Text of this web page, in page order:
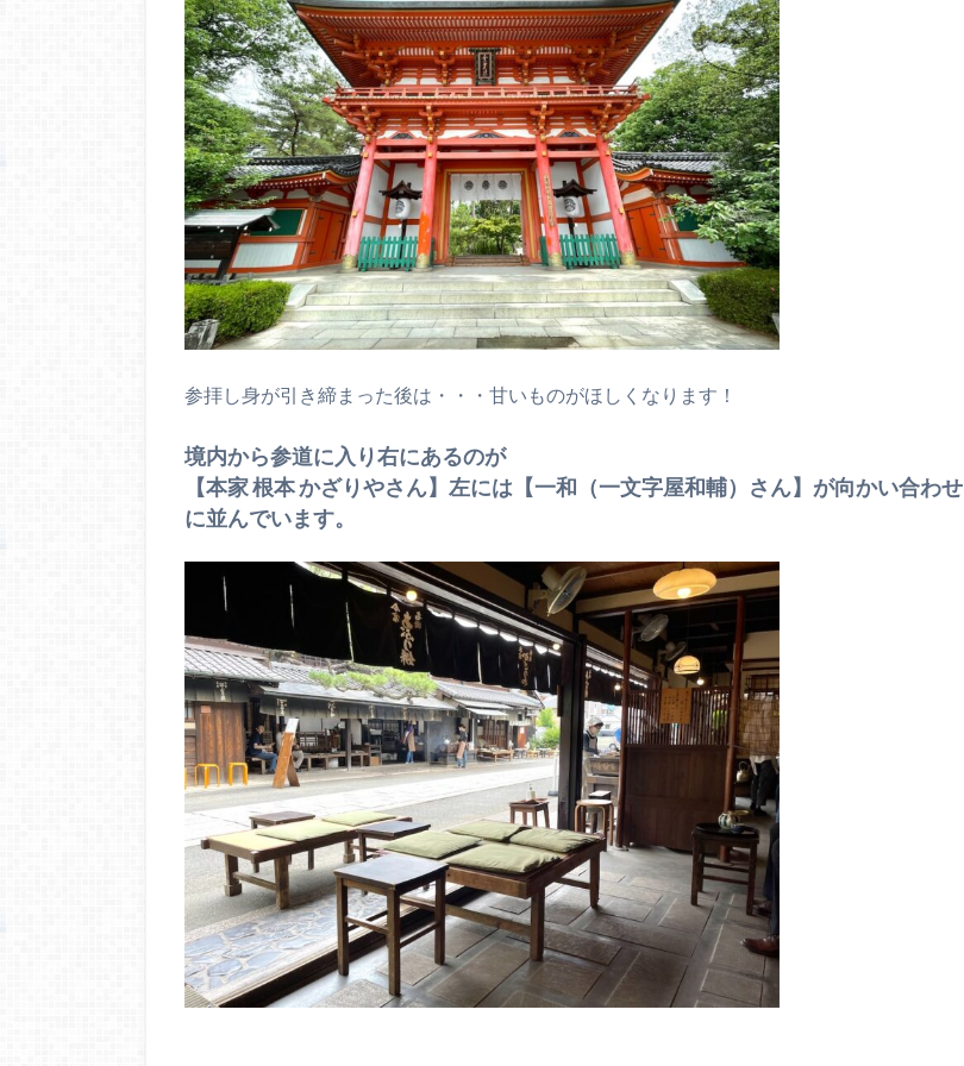
参拝し身が引き締まった後は・・・甘いものがほしくなります！
境内から参道に入り右にあるのが
【本家 根本 かざりやさん】左には【一和（一文字屋和輔）さん】が向かい合わせ
に並んでいます。